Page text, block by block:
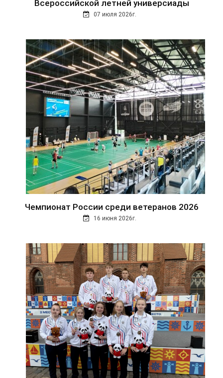
Всероссийской летней универсиады
07 июля 2026г.
Чемпионат России среди ветеранов 2026
16 июня 2026г.